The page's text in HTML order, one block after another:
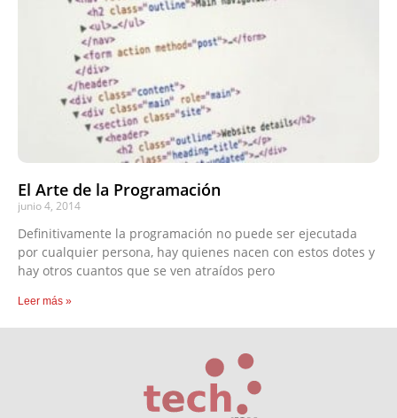
El Arte de la Programación
junio 4, 2014
Definitivamente la programación no puede ser ejecutada
por cualquier persona, hay quienes nacen con estos dotes y
hay otros cuantos que se ven atraídos pero
Leer más »